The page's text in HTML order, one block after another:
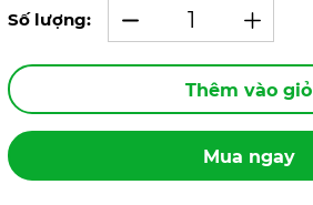
Số lượng:
Thêm vào giỏ
Mua ngay